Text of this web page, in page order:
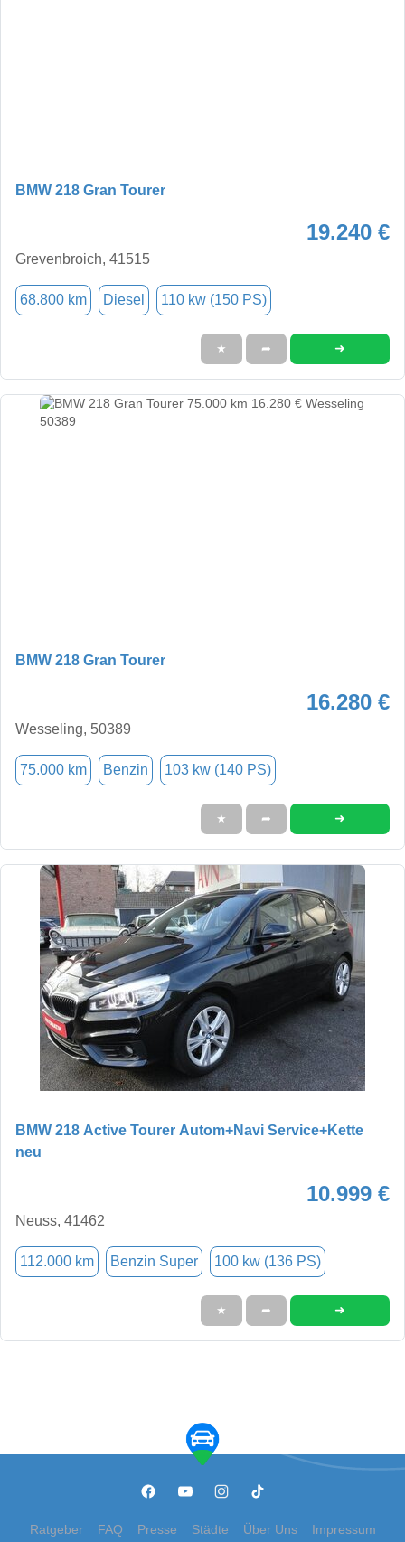
BMW 218 Gran Tourer
19.240 €
Grevenbroich, 41515
68.800 km Diesel 110 kw (150 PS)
★ ➦ ➜
BMW 218 Gran Tourer
16.280 €
Wesseling, 50389
75.000 km Benzin 103 kw (140 PS)
★ ➦ ➜
BMW 218 Active Tourer Autom+Navi Service+Kette
neu
10.999 €
Neuss, 41462
112.000 km Benzin Super 100 kw (136 PS)
★ ➦ ➜
Ratgeber FAQ Presse Städte Über Uns Impressum